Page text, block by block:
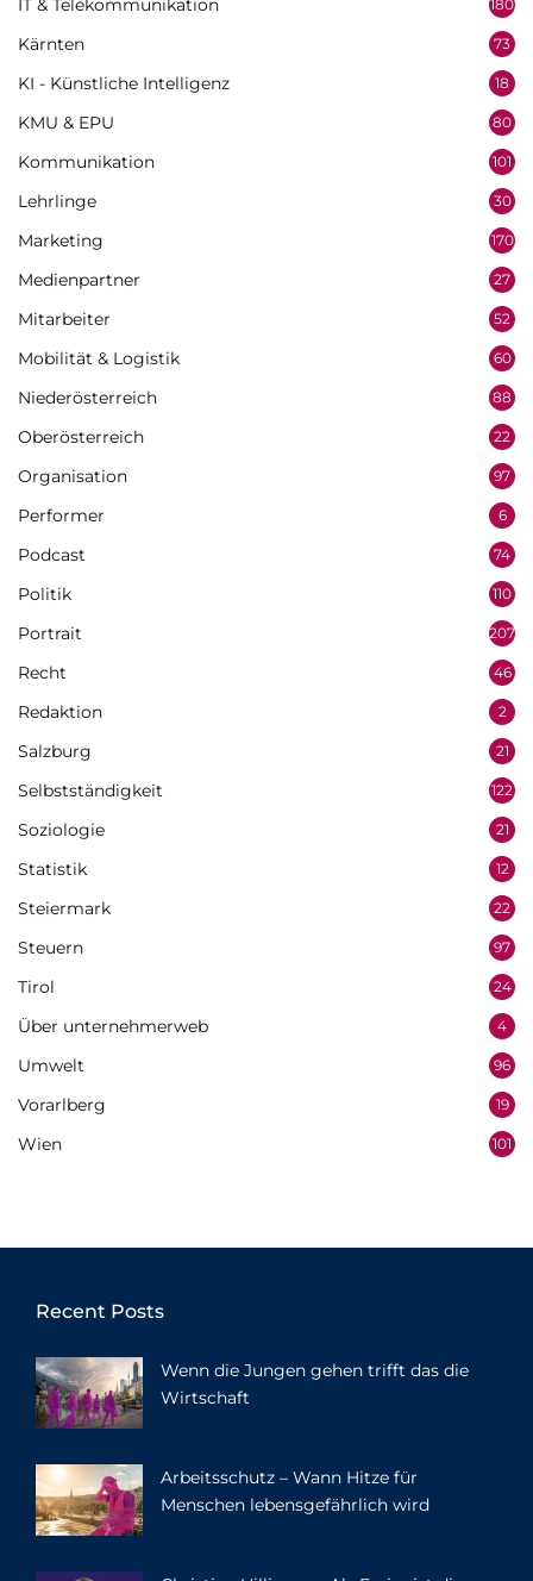
IT & Telekommunikation 180
Kärnten 73
KI - Künstliche Intelligenz 18
KMU & EPU 80
Kommunikation 101
Lehrlinge 30
Marketing 170
Medienpartner 27
Mitarbeiter 52
Mobilität & Logistik 60
Niederösterreich 88
Oberösterreich 22
Organisation 97
Performer 6
Podcast 74
Politik 110
Portrait 207
Recht 46
Redaktion 2
Salzburg 21
Selbstständigkeit 122
Soziologie 21
Statistik 12
Steiermark 22
Steuern 97
Tirol 24
Über unternehmerweb 4
Umwelt 96
Vorarlberg 19
Wien 101
Recent Posts
Wenn die Jungen gehen trifft das die
Wirtschaft
Arbeitsschutz – Wann Hitze für
Menschen lebensgefährlich wird